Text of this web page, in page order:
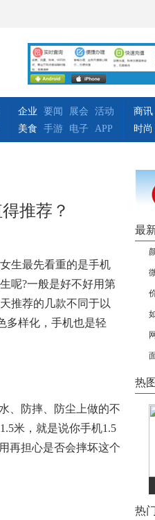
企业 要闻 展会
活动
美食
手游 电子 APP
商讯
时尚
推荐？
生最先看重的是手机
呢?一般是好不好用第
推荐的几款不同于以
多样化，手机也是轻
、防摔、防尘上做的不
米，就是说你手机1.5
再担心是否会摔坏这个
最
热
热